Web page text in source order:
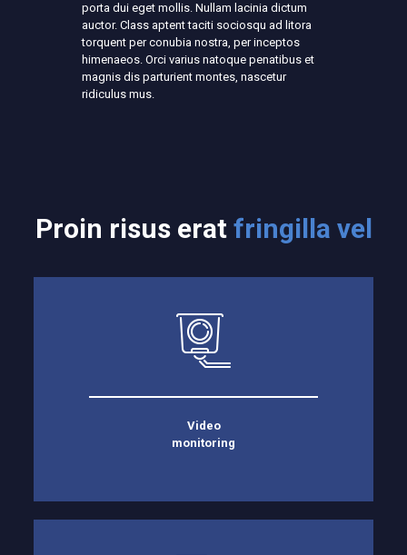
porta dui eget mollis. Nullam lacinia dictum
auctor. Class aptent taciti sociosqu ad litora
torquent per conubia nostra, per inceptos
himenaeos. Orci varius natoque penatibus et
magnis dis parturient montes, nascetur
ridiculus mus.
Proin risus erat fringilla vel
Video
monitoring